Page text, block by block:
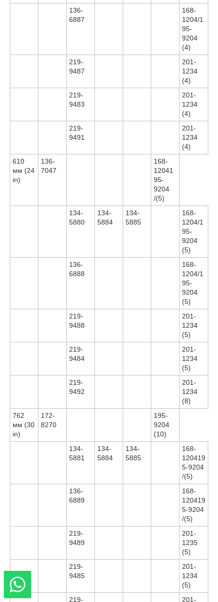
136-
6887
168-
1204/1
95-
9204
(4)
219-
9487
201-
1234
(4)
219-
9483
201-
1234
(4)
219-
9491
201-
1234
(4)
610
мм (24
in)
136-
7047
168-
12041
95-
9204
/(5)
134-
5880
134-
5884
134-
5885
168-
1204/1
95-
9204
(5)
136-
6888
168-
1204/1
95-
9204
(5)
219-
9488
201-
1234
(5)
219-
9484
201-
1234
(5)
219-
9492
201-
1234
(8)
762
мм (30
in)
172-
8270
195-
9204
(10)
134-
5881
134-
5884
134-
5885
168-
120419
5-9204
/(5)
136-
6889
168-
120419
5-9204
/(5)
219-
9489
201-
1235
(5)
219-
9485
201-
1234
(5)
219-
201-